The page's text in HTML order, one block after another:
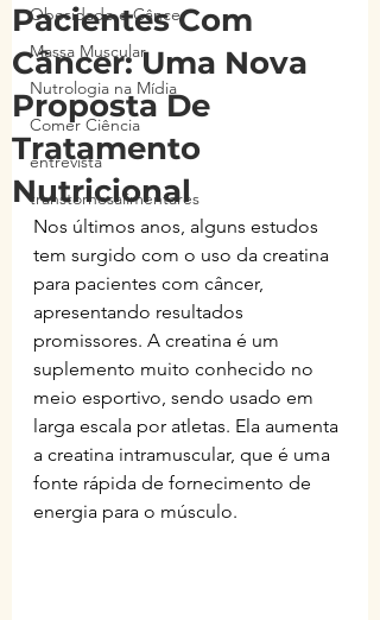
Obesidade e Câncer
Massa Muscular
Nutrologia na Mídia
Comer Ciência
entrevista
transtornosalimentares
Pacientes Com
Câncer: Uma Nova
Proposta De
Tratamento
Nutricional
Nos últimos anos, alguns estudos
tem surgido com o uso da creatina
para pacientes com câncer,
apresentando resultados
promissores. A creatina é um
suplemento muito conhecido no
meio esportivo, sendo usado em
larga escala por atletas. Ela aumenta
a creatina intramuscular, que é uma
fonte rápida de fornecimento de
energia para o músculo.